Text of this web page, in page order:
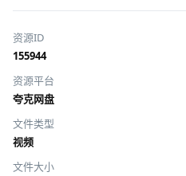
资源ID
155944
资源平台
夸克网盘
文件类型
视频
文件大小